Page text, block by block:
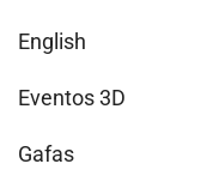
English
Eventos 3D
Gafas